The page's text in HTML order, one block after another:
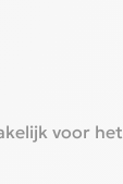
voor het